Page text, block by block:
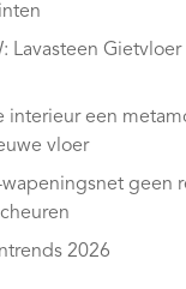
Lavasteen Gietvloer
interieur een
vloer
geen
2026